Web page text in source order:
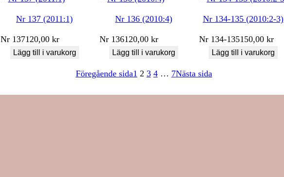
Nr 137 (2011:1)
Nr 137120,00 kr
Lägg till i varukorg
Nr 136 (2010:4)
Nr 136120,00kr
Lägg till i varukorg
Nr 134-135 (2010:2-3)
Nr 134-135150,00 kr
Lägg till i varukorg
Föregående sida1 2 3 4 … 7Nästa sida